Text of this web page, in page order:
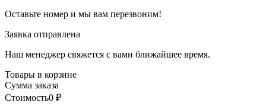
Оставьте номер и мы вам перезвоним!
Заявка отправлена
Наш менеджер свяжется с вами ближайшее время.
Товары в корзине
Сумма заказа
Стоимость0 ₽